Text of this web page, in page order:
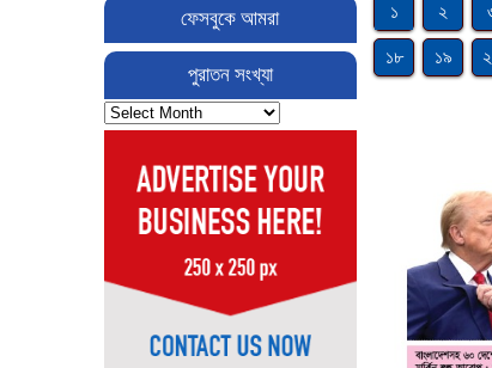
ফেসবুকে আমরা
পুরাতন সংখ্যা
পুরাতন
সংখ্যা
১ ২
১৮ ১৯